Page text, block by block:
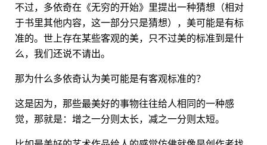
不过，多依奇在《无穷的开始》里提出一种猜想（相对
于书里其他内容，这一部分只是猜想），美可能是有标
准的。世上存在某些客观的美，只不过美的标准到是什
么，我们还说不请出。
那为什么多依奇认为美可能是有客观标准的？
这是因为，那些最美好的事物往往给人相同的一种感
觉，那就是：增之一分则太长，减之一分则太短。